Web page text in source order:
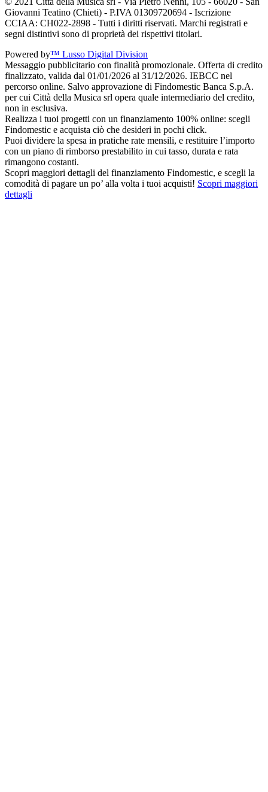
Giovanni Teatino (Chieti) - P.IVA 01309720694 - Iscrizione
CCIAA: CH022-2898 - Tutti i diritti riservati. Marchi registrati e
segni distintivi sono di proprietà dei rispettivi titolari.
Powered by™ Lusso Digital Division
Messaggio pubblicitario con finalità promozionale. Offerta di credito
finalizzato, valida dal 01/01/2026 al 31/12/2026. IEBCC nel
percorso online. Salvo approvazione di Findomestic Banca S.p.A.
per cui Città della Musica srl opera quale intermediario del credito,
non in esclusiva.
Realizza i tuoi progetti con un finanziamento 100% online: scegli
Findomestic e acquista ciò che desideri in pochi click.
Puoi dividere la spesa in pratiche rate mensili, e restituire l’importo
con un piano di rimborso prestabilito in cui tasso, durata e rata
rimangono costanti.
Scopri maggiori dettagli del finanziamento Findomestic, e scegli la
comodità di pagare un po’ alla volta i tuoi acquisti! Scopri maggiori
dettagli